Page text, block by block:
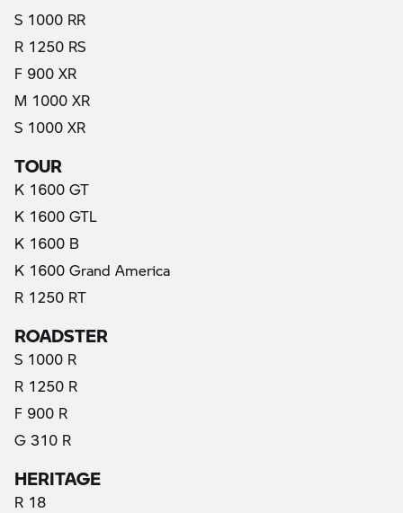
S 1000 RR
R 1250 RS
F 900 XR
M 1000 XR
S 1000 XR
TOUR
K 1600 GT
K 1600 GTL
K 1600 B
K 1600 Grand America
R 1250 RT
ROADSTER
S 1000 R
R 1250 R
F 900 R
G 310 R
HERITAGE
R 18